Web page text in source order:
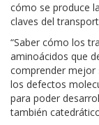
cómo se produce
claves del
“Saber cómo los
aminoácidos que
comprender mejor
los defectos
para poder
también